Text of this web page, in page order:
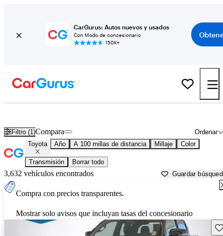
CarGurus: Autos nuevos y usados
Con Modo de concesionario
150K+
Filtro (1) Ordenar
Compara
Toyota Año A 100 millas de distancia Millaje Color
Transmisión Borrar todo
3,632 vehículos encontrados Guardar
Compra con precios transparentes.
Mostrar solo avisos que incluyan tasas del concesionario